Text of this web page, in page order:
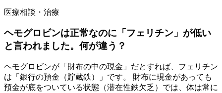
医療相談・治療
ヘモグロビンは正常なのに「フェリチン」が低い
と言われました。何が違う？
ヘモグロビンが「財布の中の現金」だとすれば、フェリチン
は「銀行の預金（貯蔵鉄）」です。 財布に現金があっても
預金が底をついている状態（潜在性鉄欠乏）では、体は常に